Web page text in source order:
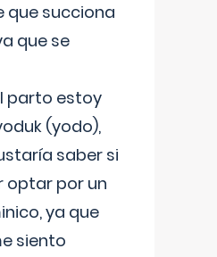
que succiona
que se
parto estoy
(yodo),
saber si
optar por un
ya que
siento